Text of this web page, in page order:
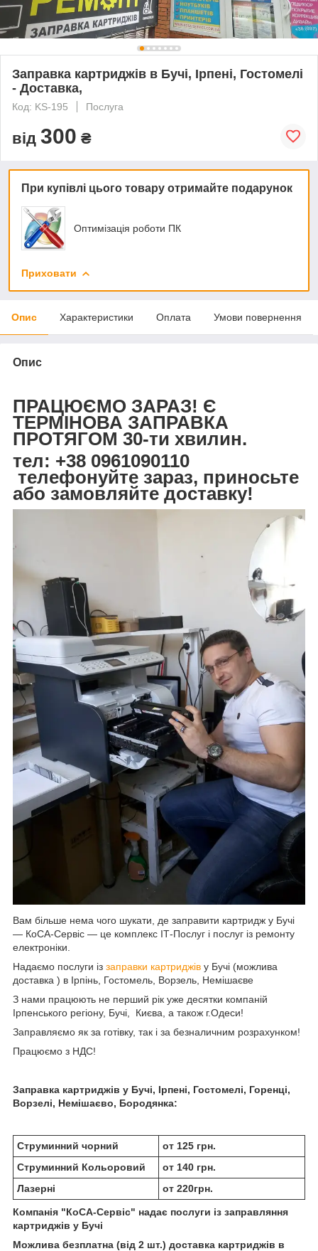
Заправка картриджів в Бучі, Ірпені, Гостомелі
- Доставка,
Код: KS-195 Послуга
від 300 ₴
При купівлі цього товару отримайте подарунок
Оптимізація роботи ПК
Приховати
Опис Характеристики Оплата Умови повернення
Опис
ПРАЦЮЄМО ЗАРАЗ! Є
ТЕРМІНОВА ЗАПРАВКА
ПРОТЯГОМ 30-ти хвилин.
тел: +38 0961090110
телефонуйте зараз, приносьте
або замовляйте доставку!
Вам більше нема чого шукати, де заправити картридж у Бучі
— КоСА-Сервіс — це комплекс ІТ-Послуг і послуг із ремонту
електроніки.
Надаємо послуги із заправки картриджів у Бучі (можлива
доставка ) в Ірпінь, Гостомель, Ворзель, Немішаєве
З нами працюють не перший рік уже десятки компаній
Ірпенського регіону, Бучі, Києва, а також г.Одеси!
Заправляємо як за готівку, так і за безналичним розрахунком!
Працюємо з НДС!
Заправка картриджів у Бучі, Ірпені, Гостомелі, Горенці,
Ворзелі, Немішаєво, Бородянка:
Струминний чорний
от 125 грн.
Струминний Кольоровий
от 140 грн.
Лазерні
от 220грн.
Компанія "КоСА-Сервіс" надає послуги із заправляння
картриджів у Бучі
Можлива безплатна (від 2 шт.) доставка картриджів в